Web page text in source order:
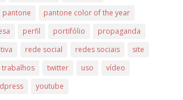
pantone
pantone color of the year
perfil portifólio
propaganda
rede social redes sociais
site
trabalhos twitter uso
vídeo
youtube